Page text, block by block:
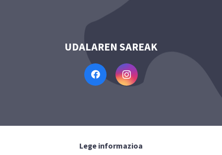
UDALAREN SAREAK
Lege informazioa